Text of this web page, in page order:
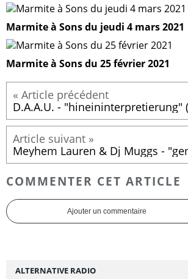
Marmite à Sons du jeudi 4 mars 2021
Marmite à Sons du 25 février 2021
D.A.A.U. - "hineininterpretierung"
COMMENTER CET ARTICLE
Ajouter un commentaire
ALTERNATIVE RADIO